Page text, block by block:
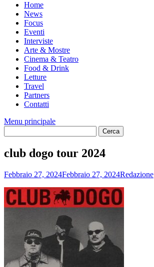
Home
News
Focus
Eventi
Interviste
Arte & Mostre
Cinema & Teatro
Food & Drink
Letture
Travel
Partners
Contatti
Menu principale
club dogo tour 2024
Febbraio 27, 2024Febbraio 27, 2024Redazione